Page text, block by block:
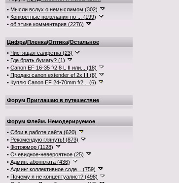
• Мысли вслух о немыслимом (302)
• Конкретные пожелания по ... (199)
• об этике комментария (2276)
Цифра/Пленка/Оптика/Остальное
• Чистящая салфетка (23)
• Где брать бумагу? (1)
• Canon EF 16-35 f/2.8 L II или... (18)
• Продаю canon extender ef 2x III (8)
• Куплю Canon EF 24-70mm f/2... (6)
Форум Приглашаю в путешествие
Форум Флейм. Немодерируемое
• Сбои в работе сайта (620)
• Рекомендую глянуть! (873)
• Фотоюмор (1128)
• Очевидное-невероятное (25)
• Админ: абонплата (436)
• Админ: коллективное соде... (759)
• Почему я не концептуалист? (498)